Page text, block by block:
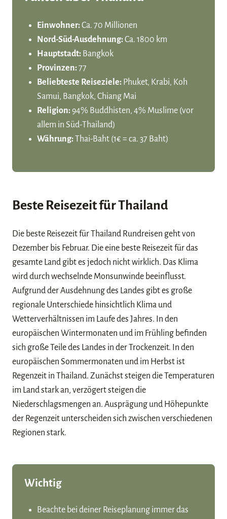
Einwohner:Ca. 70 Millionen
Nord-Süd-Ausdehnung:Ca. 1800 km
Hauptstadt: Bangkok
Provinzen:77
Beliebteste Reiseziele: Phuket, Krabi, Koh
Samui, Bangkok, Chiang Mai
Religion:94% Buddhisten, 4% Muslime (vor
allem in Süd-Thailand)
Währung:Thai-Baht (1€ = ca. 37 Baht)
Beste Reisezeit für Thailand
Die beste Reisezeit für Thailand Rundreisen geht von
Dezember bis Februar. Die eine beste Reisezeit für das
gesamte Land gibt es jedoch nicht wirklich. Das Klima
wird durch wechselnde Monsunwinde beeinflusst.
Aufgrund der Ausdehnung des Landes gibt es große
regionale Unterschiede hinsichtlich Klima und
Wetterverhältnissen im Laufe des Jahres. In den
europäischen Wintermonaten und im Frühling befinden
sich große Teile des Landes in der Trockenzeit. In den
europäischen Sommermonaten und im Herbst ist
Regenzeit in Thailand. Zunächst steigen die Temperaturen
im Land stark an, verzögert steigen die
Niederschlagsmengen an. Ausprägung und Höhepunkte
der Regenzeit unterscheiden sich zwischen verschiedenen
Regionen stark.
Wichtig
Beachte bei deiner Reiseplanung immer das